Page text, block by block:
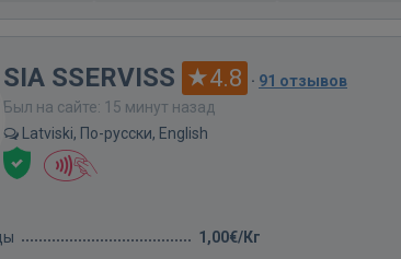
SIA SSERVISS 4.8 · 91 отзывов
Был на сайте: 15 минут назад
Latviski, По-русски, English
1,00€/Кг